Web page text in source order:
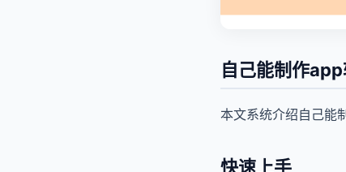
自己能制作
本文系统介绍自己能
快速上手